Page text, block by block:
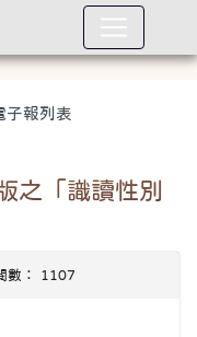
子報列表
之「識讀性別
數： 1107